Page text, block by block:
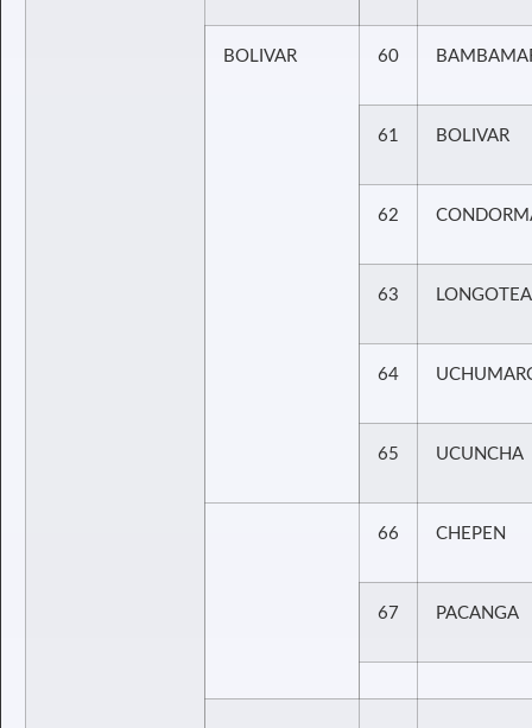
BOLIVAR 60
61 BOLIVAR
62
63 LONGOTEA
64
65 UCUNCHA
66 CHEPEN
67 PACANGA